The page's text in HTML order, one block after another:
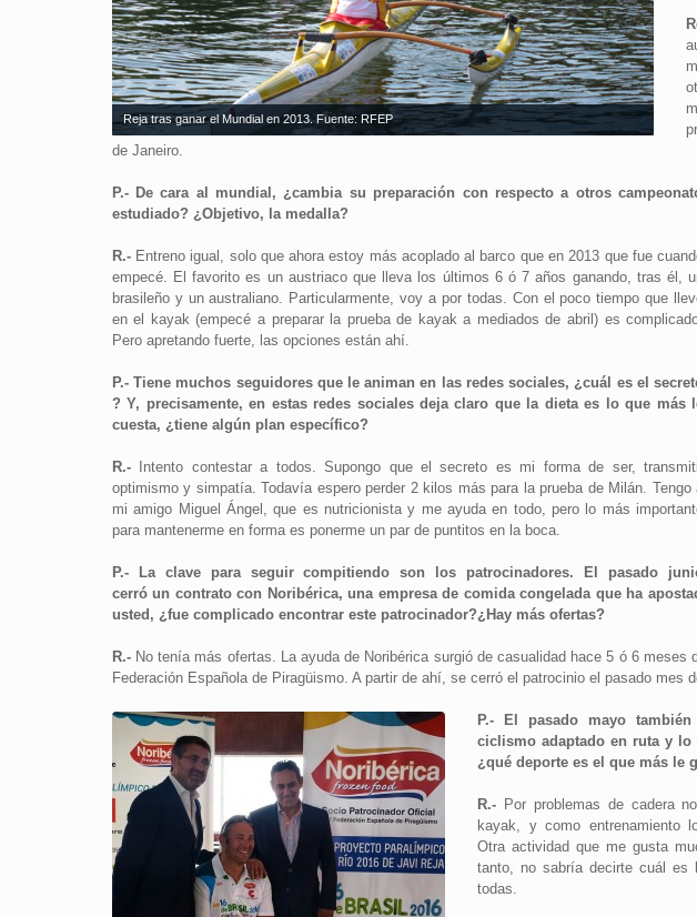
Reja tras ganar el Mundial en 2013. Fuente: RFEP
de Janeiro.
P.- De cara al mundial, ¿cambia su preparación con respecto a otros
estudiado? ¿Objetivo, la medalla?
R.-Entreno igual, solo que ahora estoy más acoplado al barco que en 2013 que fue
empecé. El favorito es un austriaco que lleva los últimos 6 ó 7 años ganando, tras él,
brasileño y un australiano. Particularmente, voy a por todas. Con el poco tiempo que
en el kayak (empecé a preparar la prueba de kayak a mediados de abril) es
Pero apretando fuerte, las opciones están ahí.
P.- Tiene muchos seguidores que le animan en las redes sociales, ¿cuál es el
? Y, precisamente, en estas redes sociales deja claro que la dieta es lo que más
cuesta, ¿tiene algún plan específico?
R.-
Intento contestar a todos. Supongo que el secreto es mi forma de ser,
optimismo y simpatía. Todavía espero perder 2 kilos más para la prueba de Milán. Tengo
mi amigo Miguel Ángel, que es nutricionista y me ayuda en todo, pero lo más
para mantenerme en forma es ponerme un par de puntitos en la boca.
P.- La clave para seguir compitiendo son los patrocinadores. El pasado
cerró un contrato con Noribérica, una empresa de comida congelada que ha
usted, ¿fue complicado encontrar este patrocinador?¿Hay más ofertas?
R.- No tenía más ofertas. La ayuda de Noribérica surgió de casualidad hace 5 ó 6 meses
Federación Española de Piragüismo. A partir de ahí, se cerró el patrocinio el pasado mes
P.- El pasado mayo
ciclismo adaptado en ruta y lo
¿qué deporte es el que más le
R.- Por problemas de cadera
kayak, y como entrenamiento
Otra actividad que me gusta
tanto, no sabría decirte cuál es
todas.